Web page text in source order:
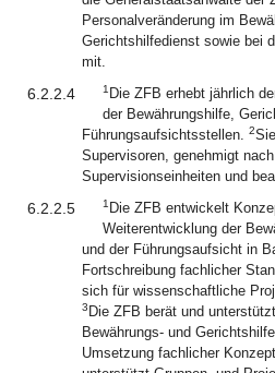
Personalveränderung im
Gerichtshilfedienst sowie bei
mit.
6.2.2.4 1 Die ZFB erhebt jährlich
der Bewährungshilfe,
Führungsaufsichtsstellen. 2
Supervisoren, genehmigt
Supervisionseinheiten und
6.2.2.5 1 Die ZFB entwickelt
Weiterentwicklung der
und der Führungsaufsicht in
Fortschreibung fachlicher
sich für wissenschaftliche
3 Die ZFB berät und
Bewährungs- und
Umsetzung fachlicher